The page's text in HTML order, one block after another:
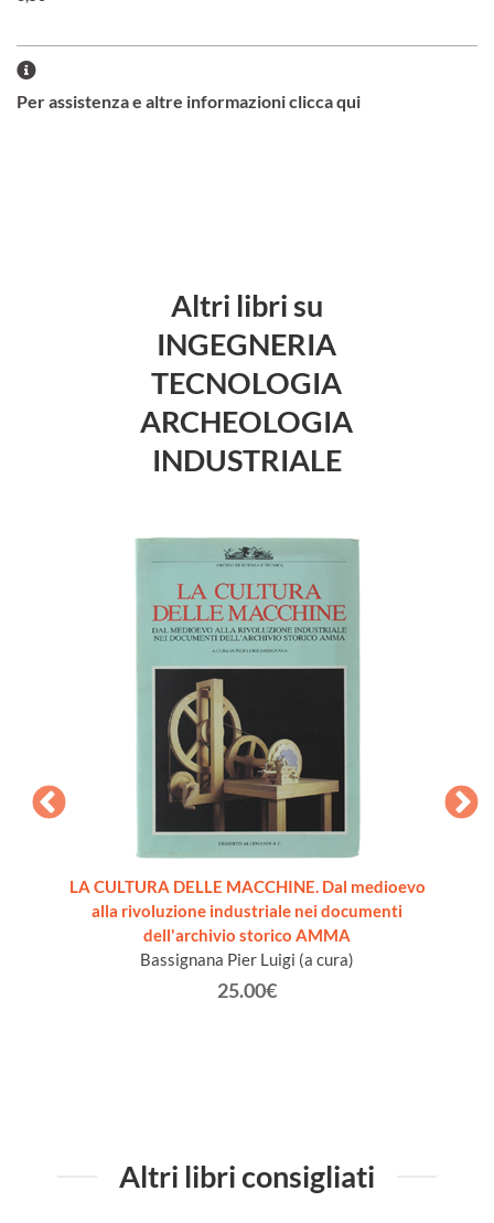
Per assistenza e altre informazioni clicca qui
Altri libri su
INGEGNERIA
TECNOLOGIA
ARCHEOLOGIA
INDUSTRIALE
LA CULTURA DELLE MACCHINE. Dal medioevo
alla rivoluzione industriale nei documenti
dell'archivio storico AMMA
Bassignana Pier Luigi (a cura)
25.00€
Altri libri consigliati